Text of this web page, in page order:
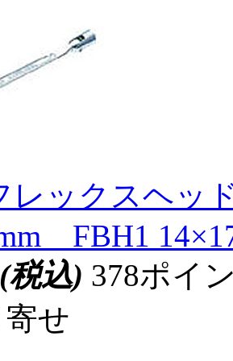
レックスヘッ
FBH1
(税込) 378ポイ
せ